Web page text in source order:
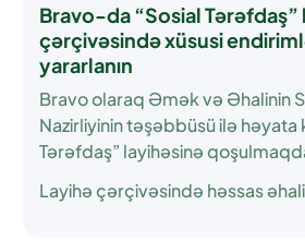
Bravo-da “Sosial Tərəfdaş”
çərçivəsində xüsusi
yararlanın
Bravo olaraq Əmək və Əhalinin
Nazirliyinin təşəbbüsü ilə həyata
Tərəfdaş” layihəsinə
Layihə çərçivəsində həssas